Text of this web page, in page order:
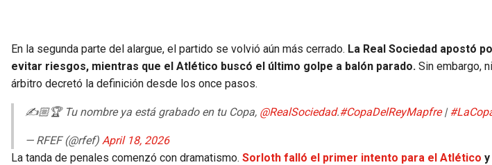
En la segunda parte del alargue, el partido se volvió aún más cerrado. La Real Sociedad apostó
evitar riesgos, mientras que el Atlético buscó el último golpe a balón parado. Sin embargo,
árbitro decretó la definición desde los once pasos.
✍️🏼🏆 Tu nombre ya está grabado en tu Copa, @RealSociedad.#CopaDelReyMapfre|
— RFEF (@rfef) April 18, 2026
La tanda de penales comenzó con dramatismo. Sorloth falló el primer intento para el Atlético